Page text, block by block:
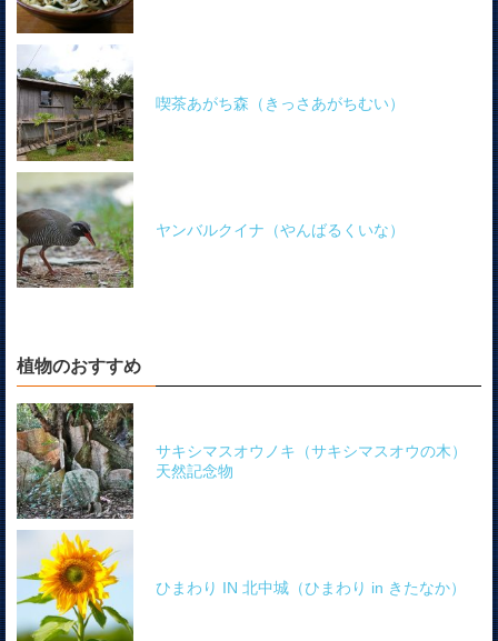
喫茶あがち森（きっさあがちむい）
ヤンバルクイナ（やんばるくいな）
植物のおすすめ
サキシマスオウノキ（サキシマスオウの木）
天然記念物
ひまわり IN 北中城（ひまわり in きたなか）